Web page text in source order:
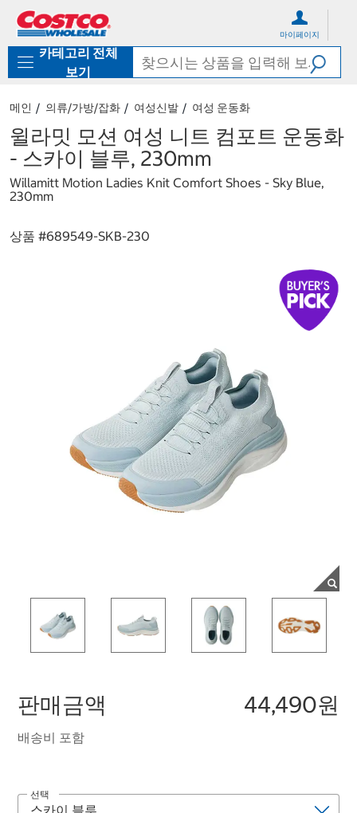
로
기
가
마이페이지
카테고리 전체
보기
메인 의류/가방/잡화 여성신발 여성 운동화
윌라밋 모션 여성 니트 컴포트 운동화
- 스카이 블루, 230mm
Willamitt Motion Ladies Knit Comfort Shoes - Sky Blue,
230mm
상품 #689549-SKB-230
판매금액 44,490원
배송비 포함
선택